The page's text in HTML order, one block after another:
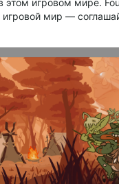
игровой мир —